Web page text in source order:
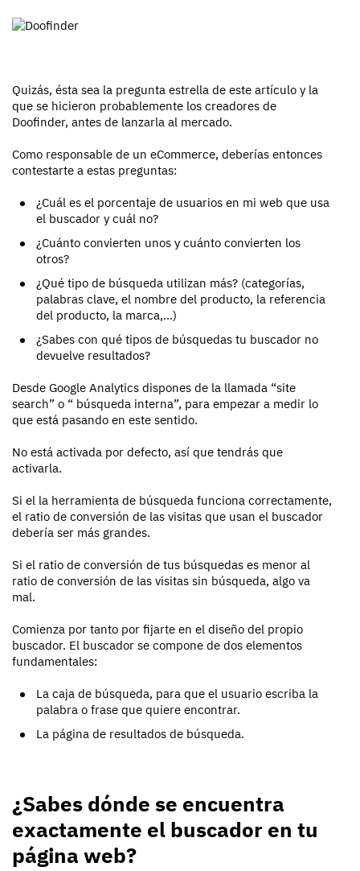
Quizás, ésta sea la pregunta estrella de este artículo y la
que se hicieron probablemente los creadores de
Doofinder, antes de lanzarla al mercado.
Como responsable de un eCommerce, deberías entonces
contestarte a estas preguntas:
¿Cuál es el porcentaje de usuarios en mi web que usa
el buscador y cuál no?
¿Cuánto convierten unos y cuánto convierten los
otros?
¿Qué tipo de búsqueda utilizan más? (categorías,
palabras clave, el nombre del producto, la referencia
del producto, la marca,...)
¿Sabes con qué tipos de búsquedas tu buscador no
devuelve resultados?
Desde Google Analytics dispones de la llamada “site
search” o “ búsqueda interna”, para empezar a medir lo
que está pasando en este sentido.
No está activada por defecto, así que tendrás que
activarla.
Si el la herramienta de búsqueda funciona correctamente,
el ratio de conversión de las visitas que usan el buscador
debería ser más grandes.
Si el ratio de conversión de tus búsquedas es menor al
ratio de conversión de las visitas sin búsqueda, algo va
mal.
Comienza por tanto por fijarte en el diseño del propio
buscador. El buscador se compone de dos elementos
fundamentales:
La caja de búsqueda, para que el usuario escriba la
palabra o frase que quiere encontrar.
La página de resultados de búsqueda.
¿Sabes dónde se encuentra
exactamente el buscador en tu
página web?